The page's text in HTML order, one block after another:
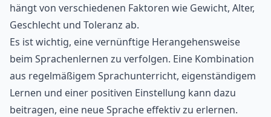
hängt von verschiedenen Faktoren wie Gewicht, Alter,
Geschlecht und Toleranz ab.
Es ist wichtig, eine vernünftige Herangehensweise
beim Sprachenlernen zu verfolgen. Eine Kombination
aus regelmäßigem Sprachunterricht, eigenständigem
Lernen und einer positiven Einstellung kann dazu
beitragen, eine neue Sprache effektiv zu erlernen.